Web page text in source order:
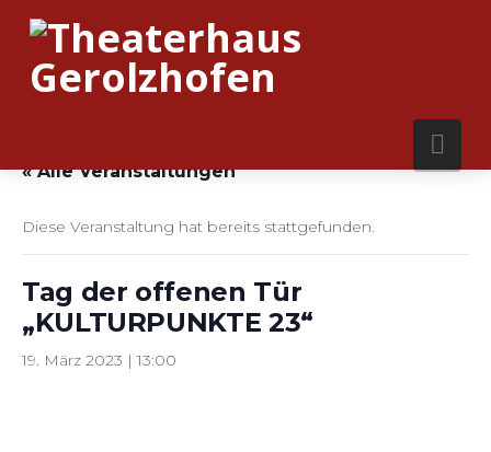
« Alle Veranstaltungen
Diese Veranstaltung hat bereits stattgefunden.
Tag der offenen Tür
„KULTURPUNKTE 23“
19. März 2023 | 13:00